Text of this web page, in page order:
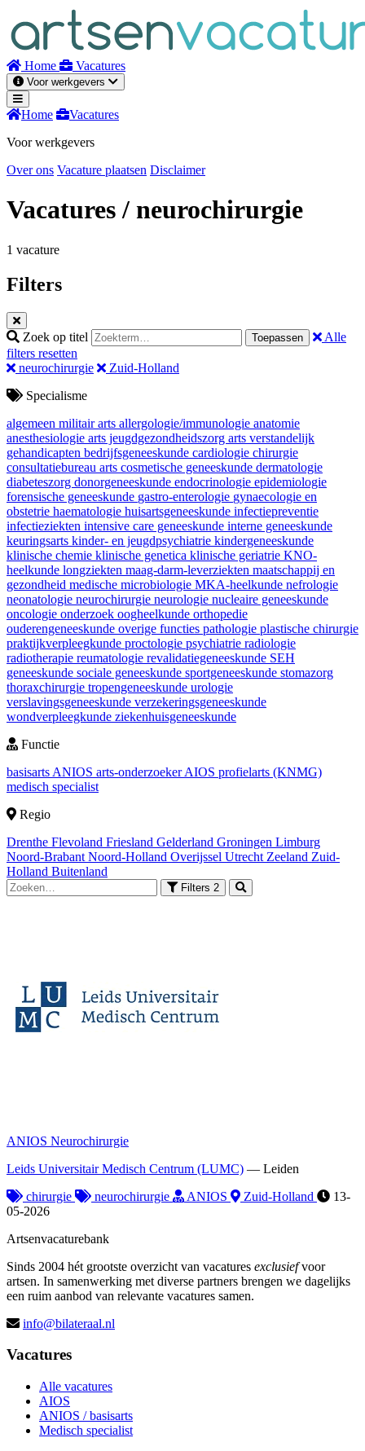
inhoud
Home Vacatures
Voor werkgevers
Home
Vacatures
Voor werkgevers
Over ons Vacature plaatsen Disclaimer
Vacatures/ neurochirurgie
1 vacature
Filters
Zoek op titel Toepassen
Alle
filters resetten
neurochirurgie
Zuid-Holland
Specialisme
algemeen militair arts allergologie/immunologie anatomie
anesthesiologie arts jeugdgezondheidszorg arts verstandelijk
gehandicapten bedrijfsgeneeskunde cardiologie chirurgie
consultatiebureau arts cosmetische geneeskunde dermatologie
diabeteszorg donorgeneeskunde endocrinologie epidemiologie
forensische geneeskunde gastro-enterologie gynaecologie en
obstetrie haematologie huisartsgeneeskunde infectiepreventie
infectieziekten intensive care geneeskunde interne geneeskunde
keuringsarts kinder- en jeugdpsychiatrie kindergeneeskunde
klinische chemie klinische genetica klinische geriatrie KNO-
heelkunde longziekten maag-darm-leverziekten maatschappij en
gezondheid medische microbiologie MKA-heelkunde nefrologie
neonatologie neurochirurgie neurologie nucleaire geneeskunde
oncologie onderzoek oogheelkunde orthopedie
ouderengeneeskunde overige functies pathologie plastische chirurgie
praktijkverpleegkunde proctologie psychiatrie radiologie
radiotherapie reumatologie revalidatiegeneeskunde SEH
geneeskunde sociale geneeskunde sportgeneeskunde stomazorg
thoraxchirurgie tropengeneeskunde urologie
verslavingsgeneeskunde verzekeringsgeneeskunde
wondverpleegkunde ziekenhuisgeneeskunde
Functie
basisarts ANIOS arts-onderzoekerAIOS profielarts (KNMG)
medisch specialist
Regio
Drenthe Flevoland Friesland Gelderland Groningen Limburg
Noord-Brabant Noord-Holland Overijssel Utrecht Zeeland Zuid-
Holland Buitenland
Filters 2
ANIOS Neurochirurgie
Leids Universitair Medisch Centrum (LUMC) — Leiden
chirurgie
neurochirurgie ANIOS Zuid-Holland
13-
05-2026
Artsenvacaturebank
Sinds 2004 hét grootste overzicht van vacatures exclusiefvoor
artsen. In samenwerking met diverse partners brengen we dagelijks
een ruim aanbod van relevante vacatures samen.
info@bilateraal.nl
Vacatures
Alle vacatures
AIOS
ANIOS / basisarts
Medisch specialist